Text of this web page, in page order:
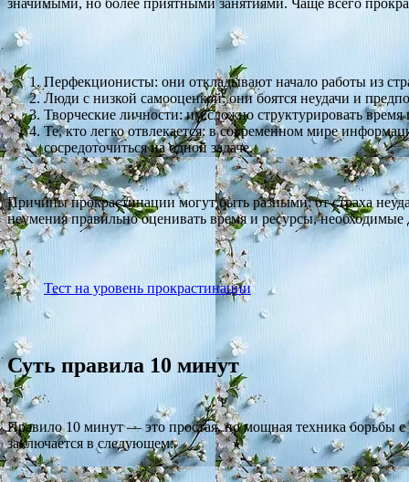
Перфекционисты: они откладывают начало работы из
Люди с низкой самооценкой: они боятся неудачи и
Творческие личности: им сложно структурировать время
Те, кто легко отвлекается: в современном мире
сосредоточиться на одной задаче.
Причины прокрастинации могут быть разными: от страха
неумения правильно оценивать время и ресурсы, необходимые
Тест на уровень прокрастинации
Суть правила 10 минут
Правило 10 минут — это простая, но мощная техника борьбы с
заключается в следующем: